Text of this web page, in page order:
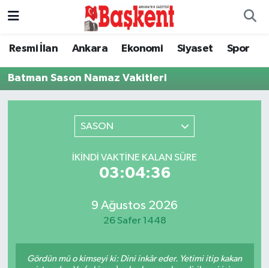
Resmi İlan Ankara Ekonomi Siyaset Spor
Batman Sason Namaz Vakitleri
SASON
İKINDI VAKTINE KALAN SÜRE
03:04:36
9 Ağustos 2026
26 Safer 1448
Gördün mü o kimseyi ki: Dini inkâr eder. Yetimi itip kakan
Ankara
Asayiş
Gündem
Ankara Nöbetçi Eczaneler
Ankara Hava Durumu
Ankara Trafik Yoğunluk Haritası
Süper Lig Puan Durumu ve Fikstür
Tüm Manşetler
Haber Arşivi